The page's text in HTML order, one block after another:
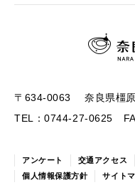
〒634-0063 奈良県橿
TEL：0744-27-0625
アンケート 交通アクセス
個人情報保護方針
サイト